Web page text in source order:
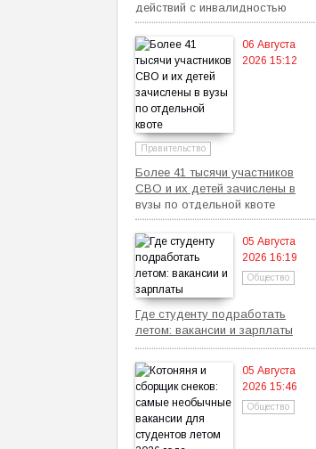
действий с инвалидностью
06 Августа
2026 15:12
Правительство
Более 41 тысячи участников
СВО и их детей зачислены в
вузы по отдельной квоте
05 Августа
2026 16:19
Общество
Где студенту подработать
летом: вакансии и зарплаты
05 Августа
2026 15:46
Общество